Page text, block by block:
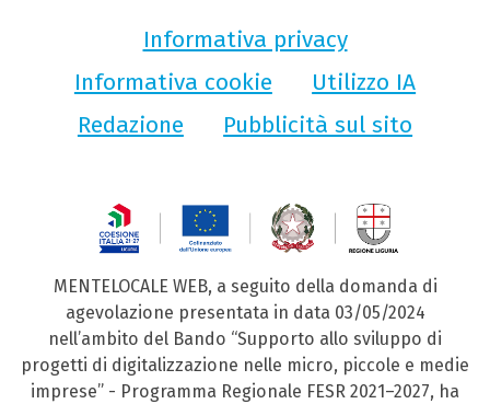
Informativa privacy
Informativa cookie
Utilizzo IA
Redazione
Pubblicità sul sito
MENTELOCALE WEB, a seguito della domanda di
agevolazione presentata in data 03/05/2024
nell’ambito del Bando “Supporto allo sviluppo di
progetti di digitalizzazione nelle micro, piccole e medie
imprese” - Programma Regionale FESR 2021–2027, ha